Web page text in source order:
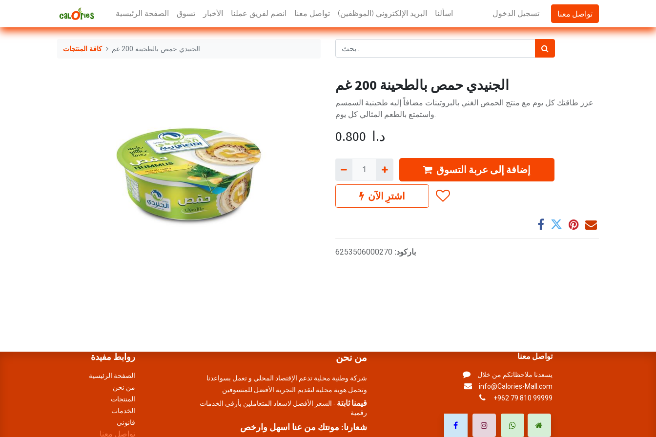
الصفحة الرئيسية تسوق الأخبار انضم لفريق عملنا تواصل معنا البريد الإلكتروني (الموظفين) اسألنا تسجيل الدخول تواصل معنا
كافة المنتجات الجنيدي حمص بالطحينة 200 غم
الجنيدي حمص بالطحينة 200 غم
عزز طاقتك كل يوم مع منتج الحمص الغني بالبروتينات مضافاً إليه طحينية السمسم
واستمتع بالطعم المثالي كل يوم.
0.800 د.ا
إضافة إلى عربة التسوق
اشترِ الآن
باركود: 6253506000270
روابط مفيدة
الصفحة الرئيسية
من نحن
المنتجات
الخدمات
قانوني
تواصل معنا
من نحن
شركة وطنية محلية تدعم الإقتصاد المحلي و تعمل بسواعدنا
وتحمل هوية محلية لتقديم التجرية الأفضل للمتسوقين
قيمنا ثابتة - السعر الأفضل لاسعاد المتعاملين بأرقي الخدمات
رقمية
شعارنا: مونتك من عنا اسهل وارخص
تواصل معنا
يسعدنا ملاحظاتكم من خلال
info@Calories-Mall.com
+962 79 810 99999